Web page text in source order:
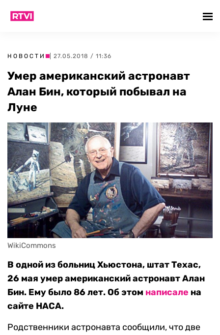
НОВОСТИ | 27.05.2018 / 11:36
Умер американский астронавт
Алан Бин, который побывал на
Луне
WikiCommons
В одной из больниц Хьюстона, штат Техас,
26 мая умер американский астронавт Алан
Бин. Ему было 86 лет. Об этом написале на
сайте НАСА.
Родственники астронавта сообщили, что две